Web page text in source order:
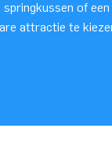
of een
attractie te